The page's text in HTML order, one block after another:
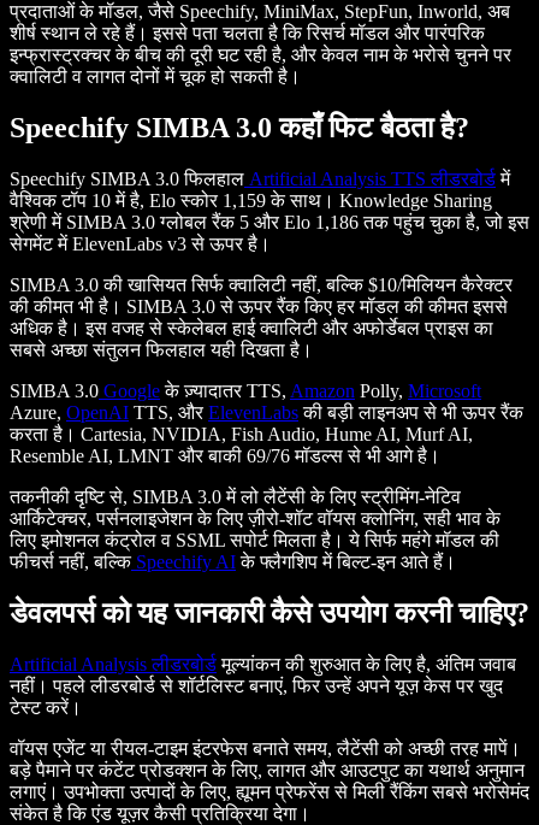
प्रदाताओं के मॉडल, जैसे Speechify, MiniMax, StepFun, Inworld, अब
शीर्ष स्थान ले रहे हैं। इससे पता चलता है कि रिसर्च मॉडल और पारंपरिक
इन्फ्रास्ट्रक्चर के बीच की दूरी घट रही है, और केवल नाम के भरोसे चुनने पर
क्वालिटी व लागत दोनों में चूक हो सकती है।
Speechify SIMBA 3.0 कहाँ फिट बैठता है?
Speechify SIMBA 3.0 फिलहाल Artificial Analysis TTS लीडरबोर्डमें
वैश्विक टॉप 10 में है, Elo स्कोर 1,159 के साथ। Knowledge Sharing
श्रेणी में SIMBA 3.0 ग्लोबल रैंक 5 और Elo 1,186 तक पहुंच चुका है, जो इस
सेगमेंट में ElevenLabs v3 से ऊपर है।
SIMBA 3.0 की खासियत सिर्फ क्वालिटी नहीं, बल्कि $10/मिलियन कैरेक्टर
की कीमत भी है। SIMBA 3.0 से ऊपर रैंक किए हर मॉडल की कीमत इससे
अधिक है। इस वजह से स्केलेबल हाई क्वालिटी और अफोर्डेबल प्राइस का
सबसे अच्छा संतुलन फिलहाल यही दिखता है।
SIMBA 3.0 Googleके ज़्यादातर TTS, Amazon Polly, Microsoft
Azure, OpenAI TTS, औरElevenLabsकी बड़ी लाइनअप से भी ऊपर रैंक
करता है। Cartesia, NVIDIA, Fish Audio, Hume AI, Murf AI,
Resemble AI, LMNT और बाकी 69/76 मॉडल्स से भी आगे है।
तकनीकी दृष्टि से, SIMBA 3.0 में लो लैटेंसी के लिए स्ट्रीमिंग-नेटिव
आर्किटेक्चर, पर्सनलाइजेशन के लिए ज़ीरो-शॉट वॉयस क्लोनिंग, सही भाव के
लिए इमोशनल कंट्रोल व SSML सपोर्ट मिलता है। ये सिर्फ महंगे मॉडल की
फीचर्स नहीं, बल्कि Speechify AIके फ्लैगशिप में बिल्ट-इन आते हैं।
डेवलपर्स को यह जानकारी कैसे उपयोग करनी चाहिए?
Artificial Analysis लीडरबोर्डमूल्यांकन की शुरुआत के लिए है, अंतिम जवाब
नहीं। पहले लीडरबोर्ड से शॉर्टलिस्ट बनाएं, फिर उन्हें अपने यूज़ केस पर खुद
टेस्ट करें।
वॉयस एजेंट या रीयल-टाइम इंटरफेस बनाते समय, लैटेंसी को अच्छी तरह मापें।
बड़े पैमाने पर कंटेंट प्रोडक्शन के लिए, लागत और आउटपुट का यथार्थ अनुमान
लगाएं। उपभोक्ता उत्पादों के लिए, ह्यूमन प्रेफरेंस से मिली रैंकिंग सबसे भरोसेमंद
संकेत है कि एंड यूज़र कैसी प्रतिक्रिया देगा।